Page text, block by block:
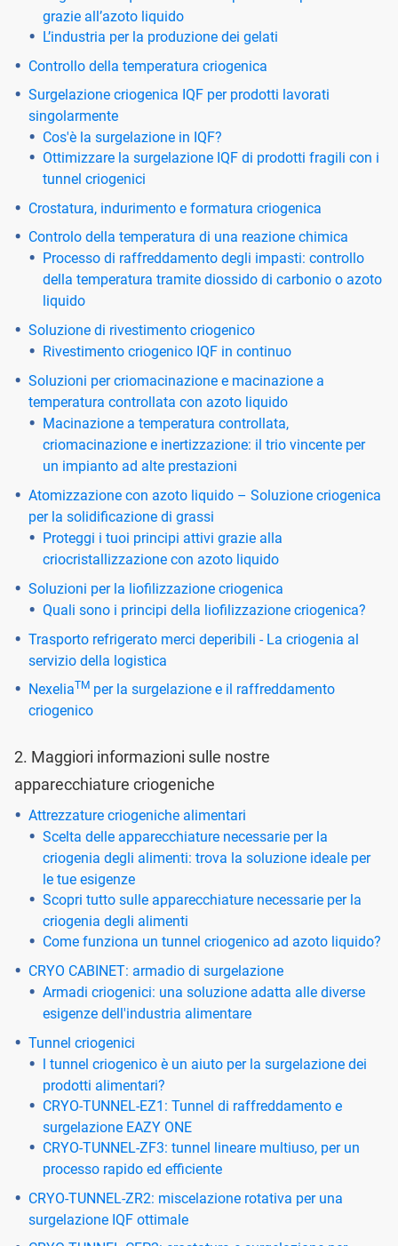
grazie all’azoto liquido
L’industria per la produzione dei gelati
Controllo della temperatura criogenica
Surgelazione criogenica IQF per prodotti lavorati
singolarmente
Cos'è la surgelazione in IQF?
Ottimizzare la surgelazione IQF di prodotti fragili con i
tunnel criogenici
Crostatura, indurimento e formatura criogenica
Controlo della temperatura di una reazione chimica
Processo di raffreddamento degli impasti: controllo
della temperatura tramite diossido di carbonio o azoto
liquido
Soluzione di rivestimento criogenico
Rivestimento criogenico IQF in continuo
Soluzioni per criomacinazione e macinazione a
temperatura controllata con azoto liquido
Macinazione a temperatura controllata,
criomacinazione e inertizzazione: il trio vincente per
un impianto ad alte prestazioni
Atomizzazione con azoto liquido – Soluzione criogenica
per la solidificazione di grassi
Proteggi i tuoi principi attivi grazie alla
criocristallizzazione con azoto liquido
Soluzioni per la liofilizzazione criogenica
Quali sono i principi della liofilizzazione criogenica?
Trasporto refrigerato merci deperibili - La criogenia al
servizio della logistica
NexeliaTM per la surgelazione e il raffreddamento
criogenico
2. Maggiori informazioni sulle nostre
apparecchiature criogeniche
Attrezzature criogeniche alimentari
Scelta delle apparecchiature necessarie per la
criogenia degli alimenti: trova la soluzione ideale per
le tue esigenze
Scopri tutto sulle apparecchiature necessarie per la
criogenia degli alimenti
Come funziona un tunnel criogenico ad azoto liquido?
CRYO CABINET: armadio di surgelazione
Armadi criogenici: una soluzione adatta alle diverse
esigenze dell'industria alimentare
Tunnel criogenici
l tunnel criogenico è un aiuto per la surgelazione dei
prodotti alimentari?
CRYO-TUNNEL-EZ1: Tunnel di raffreddamento e
surgelazione EAZY ONE
CRYO-TUNNEL-ZF3: tunnel lineare multiuso, per un
processo rapido ed efficiente
CRYO-TUNNEL-ZR2: miscelazione rotativa per una
surgelazione IQF ottimale